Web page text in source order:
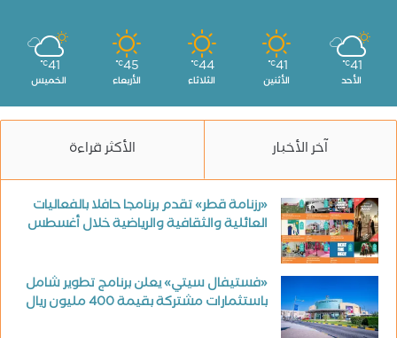
41
℃
الأحد
41
℃
الأثنين
44
℃
الثلاثاء
45
℃
الأربعاء
41
℃
الخميس
آخر الأخبار الأكثر قراءة
«رزنامة قطر» تقدم برنامجا حافلا بالفعاليات
العائلية والثقافية والرياضية خلال أغسطس
«فستيفال سيتي» يعلن برنامج تطوير شامل
باستثمارات مشتركة بقيمة 400 مليون ريال